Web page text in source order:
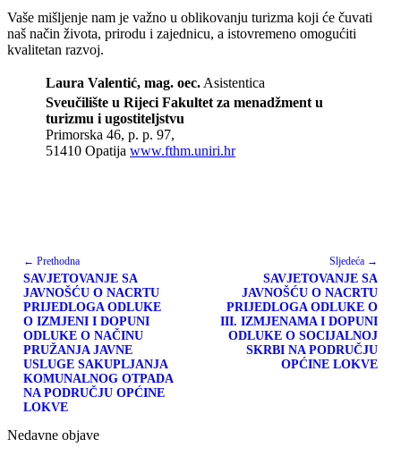
Vaše mišljenje nam je važno u oblikovanju turizma koji će čuvati
naš način života, prirodu i zajednicu, a istovremeno omogućiti
kvalitetan razvoj.
Laura Valentić, mag. oec. Asistentica
Sveučilište u Rijeci Fakultet za menadžment u
turizmu i ugostiteljstvu
Primorska 46, p. p. 97,
51410 Opatija www.fthm.uniri.hr
← Prethodna
SAVJETOVANJE SA
JAVNOŠĆU O NACRTU
PRIJEDLOGA ODLUKE
O IZMJENI I DOPUNI
ODLUKE O NAČINU
PRUŽANJA JAVNE
USLUGE SAKUPLJANJA
KOMUNALNOG OTPADA
NA PODRUČJU OPĆINE
LOKVE
Sljedeća →
SAVJETOVANJE SA
JAVNOŠĆU O NACRTU
PRIJEDLOGA ODLUKE O
III. IZMJENAMA I DOPUNI
ODLUKE O SOCIJALNOJ
SKRBI NA PODRUČJU
OPĆINE LOKVE
Nedavne objave